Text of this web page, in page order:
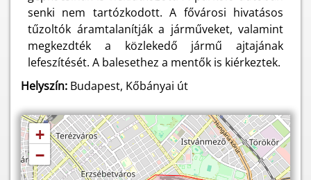
senki nem tartózkodott. A fővárosi hivatásos
tűzoltók áramtalanítják a járműveket, valamint
megkezdték a közlekedő jármű ajtajának
lefeszítését. A balesethez a mentők is kiérkeztek.
Helyszín: Budapest, Kőbányai út
+
−